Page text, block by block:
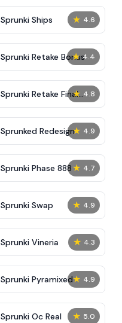
★ 4.6
Sprunki Ships
★ 4.4
Sprunki Retake Bonus
★ 4.8
Sprunki Retake Final
Update
★ 4.9
Sprunked Redesign
★ 4.7
Sprunki Phase 888
★ 4.9
Sprunki Swap
★ 4.3
Sprunki Vineria
★ 4.9
Sprunki Pyramixed
★ 5.0
Sprunki Oc Real